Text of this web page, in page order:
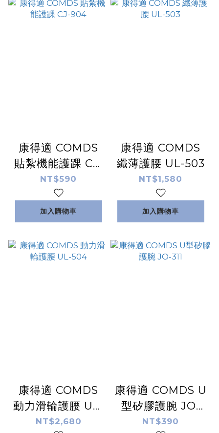
康得適 COMDS
貼紮機能護踝 CJ-
904
NT$590
加入購物車
康得適 COMDS
纖薄護腰 UL-503
NT$1,580
加入購物車
康得適 COMDS
動力滑輪護腰 UL-
504
NT$2,680
康得適 COMDS U
型矽膠護腕 JO-
311
NT$390